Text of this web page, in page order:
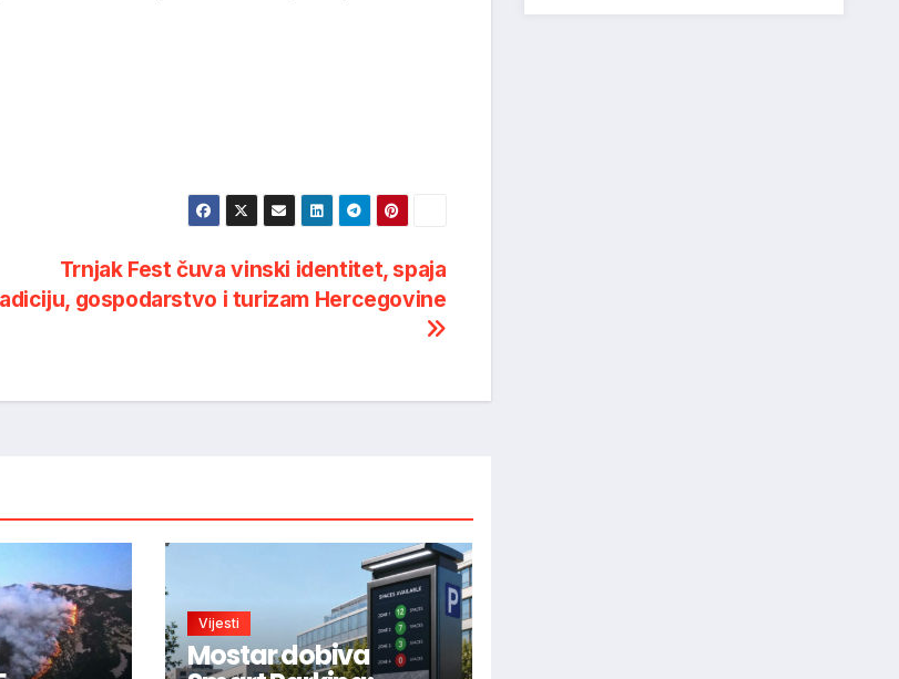
Trnjak Fest čuva vinski identitet, spaja
gospodarstvo i turizam Hercegovine
Vijesti
Mostar dobiva